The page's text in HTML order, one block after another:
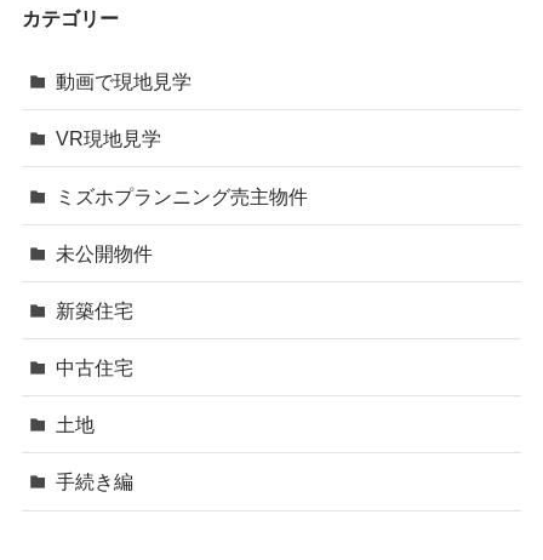
カテゴリー
動画で現地見学
VR現地見学
ミズホプランニング売主物件
未公開物件
新築住宅
中古住宅
土地
手続き編